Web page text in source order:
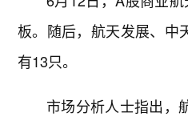
板。随后，航天发展、中
有13只。
市场分析人士指出，